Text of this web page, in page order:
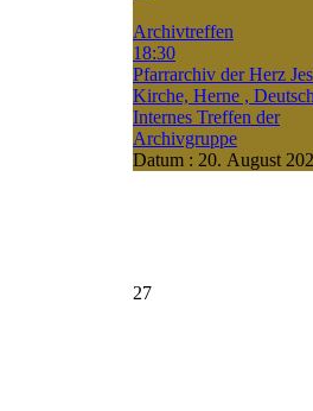
Archivtreffen
18:30
Pfarrarchiv der Herz
Kirche, Herne ,
Internes Treffen der
Archivgruppe
Datum : 20. August
27